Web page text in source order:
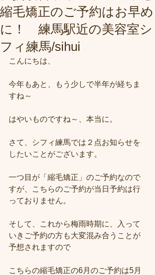
縮毛矯正のご予約はお早め
に！ 練馬駅近の美容室シ
フィ練馬/sihui
こんにちは、
今年もあと、もう少しで半年が経ちま
すね～
はやいものですね～、本当に。
さて、シフィ練馬では２点お知らせを
したいことがございます。
一つ目が「縮毛矯正」のご予約なので
すが、こちらのご予約が当日予約は行
っておりません。
そして、これから梅雨時期に、入って
いきご予約の方も大変混み合うことが
予想されますので
こちらの縮毛矯正の6月のご予約は5月